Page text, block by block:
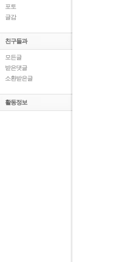
포토
글감
친구들과
모든글
받은댓글
소환받은글
활동정보